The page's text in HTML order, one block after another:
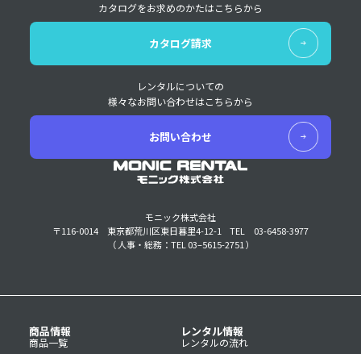
モニック株式会社
〒116-0014 東京都荒川区東日暮里4-12-1
TEL 03-6458-3977
（ 人事・総務：TEL 03–5615-2751 ）
カタログをお求めのかたはこちらから
カタログ請求
レンタルについての
様々なお問い合わせはこちらから
お問い合わせ
商品情報
商品一覧
レンタル情報
レンタルの流れ